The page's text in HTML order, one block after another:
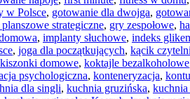
w Polsce, gotowanie dla dwojga,
strategiczne, gry zespołowe,
, implanty słuchowe, indeks
, joga dla początkujących, kącik
kiszonki domowe, koktajle bezalkoholowe
psychologiczna, konteneryzacja,
dla singli, kuchnia gruzińska, kuchnia